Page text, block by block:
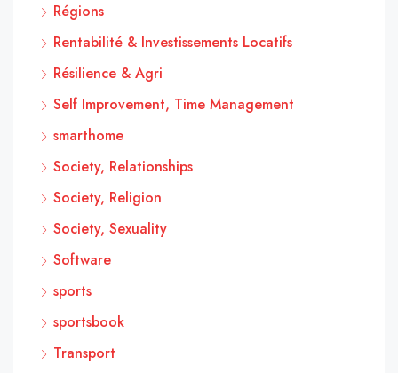
Régions
Rentabilité & Investissements Locatifs
Résilience & Agri
Self Improvement, Time Management
smarthome
Society, Relationships
Society, Religion
Society, Sexuality
Software
sports
sportsbook
Transport